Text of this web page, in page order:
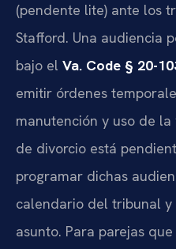
(pendente lite) ante los
Stafford. Una audiencia
bajo el Va. Code § 20-
emitir órdenes
manutención y uso de
de divorcio está
programar dichas
calendario del tribunal
asunto. Para parejas